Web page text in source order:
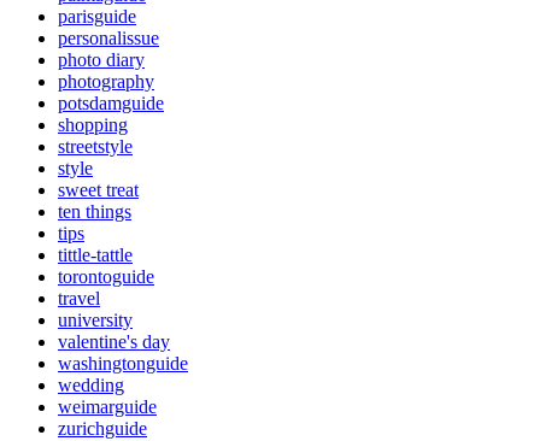
parisguide
personalissue
photo diary
photography
potsdamguide
shopping
streetstyle
style
sweet treat
ten things
tips
tittle-tattle
torontoguide
travel
university
valentine's day
washingtonguide
wedding
weimarguide
zurichguide